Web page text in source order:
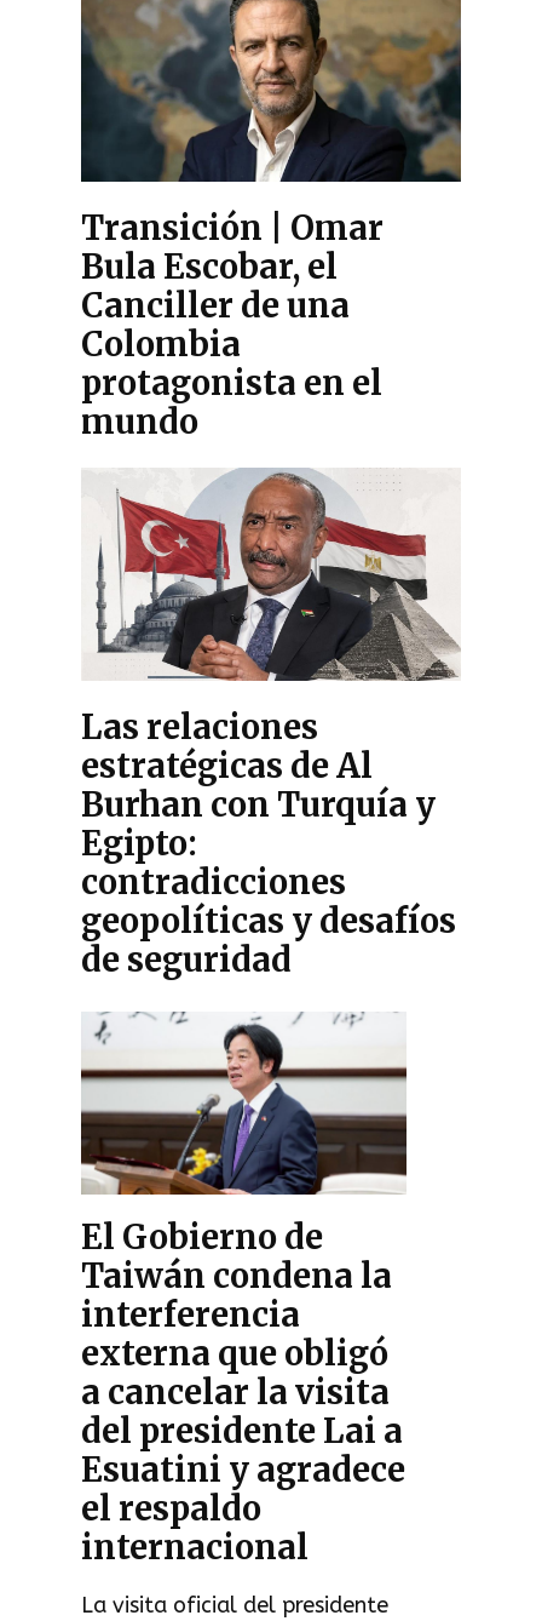
Transición | Omar
Bula Escobar, el
Canciller de una
Colombia
protagonista en el
mundo
Las relaciones
estratégicas de Al
Burhan con Turquía y
Egipto:
contradicciones
geopolíticas y desafíos
de seguridad
El Gobierno de
Taiwán condena la
interferencia
externa que obligó
a cancelar la visita
del presidente Lai a
Esuatini y agradece
el respaldo
internacional
La visita oficial del presidente